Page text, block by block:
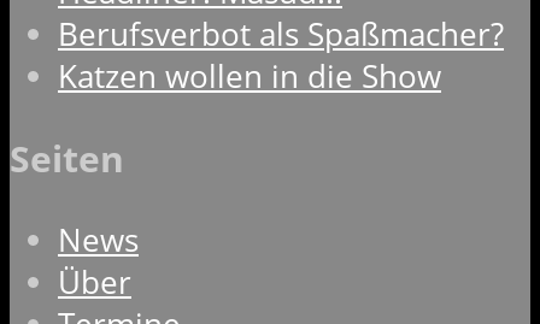
Berufsverbot als Spaßmacher?
Katzen wollen in die Show
Seiten
News
Über